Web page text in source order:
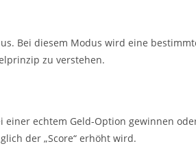
Bei diesem Modus wird eine
zu verstehen.
einer echtem Geld-Option gewinnen
der „Score“ erhöht wird.